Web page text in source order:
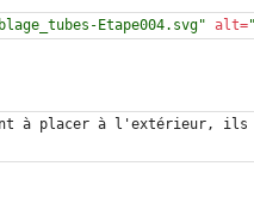
Etape004.svg" alt=